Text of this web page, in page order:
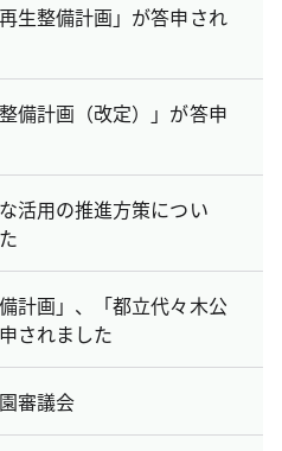
生整備計画」が答申され
備計画（改定）」が答申
活用の推進方策につい
計画」、「都立代々木公
されました
審議会